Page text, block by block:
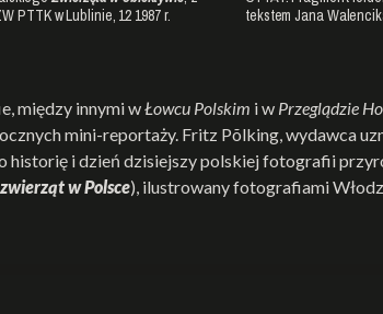
PTTK w Lublinie, 12 1987 r.
tekstem Jana
między innymi wŁowcu Polskim i w Przeglądzie
mini-reportaży. Fritz Põlking, wydawca
historię i dzień dzisiejszy polskiej fotografii
w Polsce), ilustrowany fotografiami